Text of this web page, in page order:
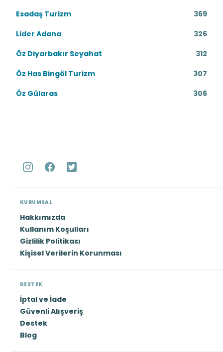
Esadaş Turizm
369
Lider Adana
326
Öz Diyarbakır Seyahat
312
Öz Has Bingöl Turizm
307
Öz Gülaras
306
KURUMSAL
Hakkımızda
Kullanım Koşulları
Gizlilik Politikası
Kişisel Verilerin Korunması
DESTEK
İptal ve İade
Güvenli Alışveriş
Destek
Blog